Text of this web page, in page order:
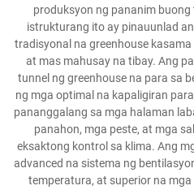
produksyon ng pananim
istrukturang ito ay pinauunlad
tradisyonal na greenhouse
at mas mahusay na tibay. Ang
tunnel ng greenhouse na para sa
ng mga optimal na kapaligiran
pananggalang sa mga halaman
panahon, mga peste, at mga
eksaktong kontrol sa klima. Ang
advanced na sistema ng
temperatura, at superior na